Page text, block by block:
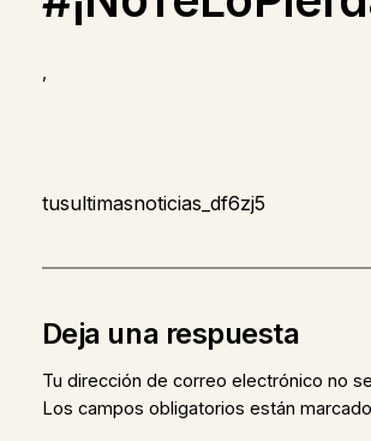
tusultimasnoticias_df6zj5
Deja una respuesta
Tu dirección de correo electrónico no
Los campos obligatorios están